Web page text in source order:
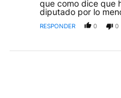
que como dice que
diputado por lo
RESPONDER 0 0